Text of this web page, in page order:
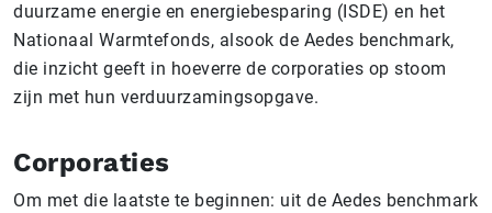
duurzame energie en energiebesparing (ISDE) en het
Nationaal Warmtefonds, alsook de Aedes benchmark,
die inzicht geeft in hoeverre de corporaties op stoom
zijn met hun verduurzamingsopgave.
Corporaties
Om met die laatste te beginnen: uit de Aedes benchmark